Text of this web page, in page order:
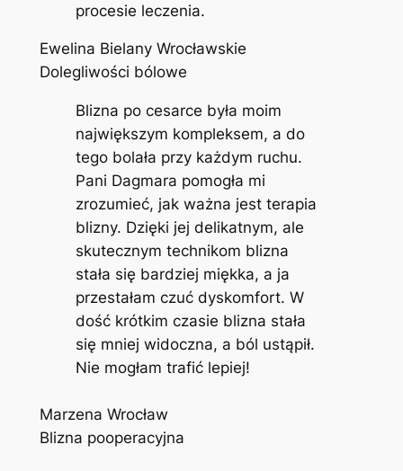
procesie leczenia.
Ewelina Bielany Wrocławskie
Dolegliwości bólowe
Blizna po cesarce była moim
największym kompleksem, a do
tego bolała przy każdym ruchu.
Pani Dagmara pomogła mi
zrozumieć, jak ważna jest terapia
blizny. Dzięki jej delikatnym, ale
skutecznym technikom blizna
stała się bardziej miękka, a ja
przestałam czuć dyskomfort. W
dość krótkim czasie blizna stała
się mniej widoczna, a ból ustąpił.
Nie mogłam trafić lepiej!
Marzena Wrocław
Blizna pooperacyjna